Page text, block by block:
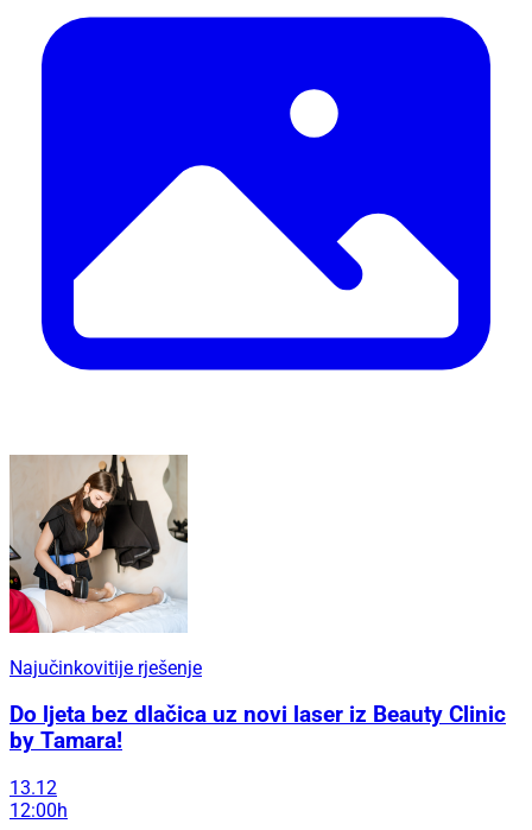
Najučinkovitije rješenje
Do ljeta bez dlačica uz novi laser iz Beauty Clinic
by Tamara!
13.12
12:00h